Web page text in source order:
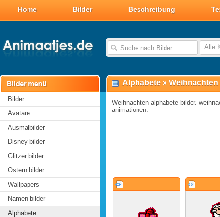
Home Bilder Beschreibung
Alle
Bilder
Avatare
Ausmalbilder
Disney bilder
Glitzer bilder
Ostern bilder
Wallpapers
Namen bilder
Alphabete
Alphabete » Weihnachten
Weihnachten alphabete bilder.
animationen.